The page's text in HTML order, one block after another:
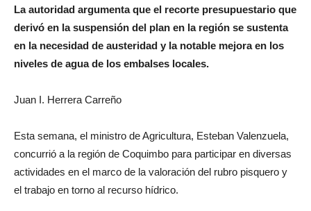
La autoridad argumenta que el recorte presupuestario que
derivó en la suspensión del plan en la región se sustenta
en la necesidad de austeridad y la notable mejora en los
niveles de agua de los embalses locales.
Juan I. Herrera Carreño
Esta semana, el ministro de Agricultura, Esteban Valenzuela,
concurrió a la región de Coquimbo para participar en diversas
actividades en el marco de la valoración del rubro pisquero y
el trabajo en torno al recurso hídrico.